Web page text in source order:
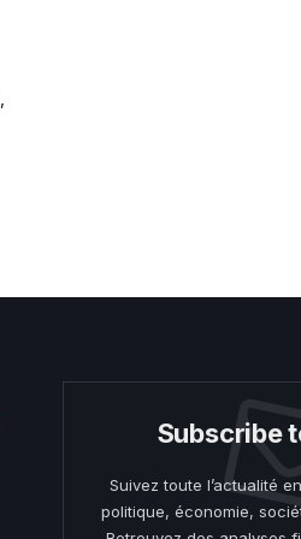
Subscribe
Suivez toute l’actualité
politique, économie,